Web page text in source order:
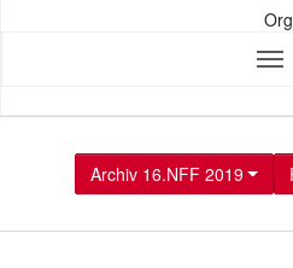
Archiv 16.NFF 2019